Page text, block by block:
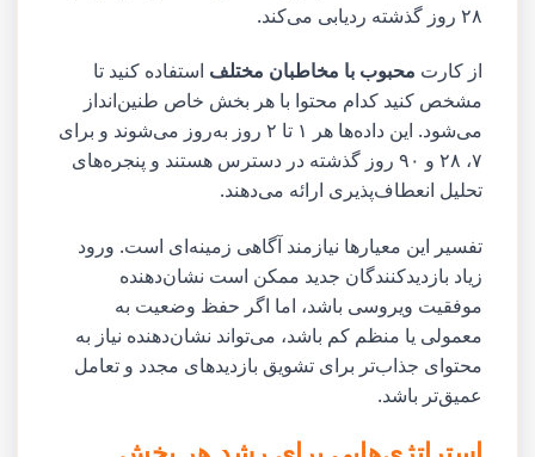
۲۸ روز گذشته ردیابی می‌کند.
از کارت محبوب با مخاطبان مختلف استفاده کنید تا
مشخص کنید کدام محتوا با هر بخش خاص طنین‌انداز
می‌شود. این داده‌ها هر ۱ تا ۲ روز به‌روز می‌شوند و برای
۷، ۲۸ و ۹۰ روز گذشته در دسترس هستند و پنجره‌های
تحلیل انعطاف‌پذیری ارائه می‌دهند.
تفسیر این معیارها نیازمند آگاهی زمینه‌ای است. ورود
زیاد بازدیدکنندگان جدید ممکن است نشان‌دهنده
موفقیت ویروسی باشد، اما اگر حفظ وضعیت به
معمولی یا منظم کم باشد، می‌تواند نشان‌دهنده نیاز به
محتوای جذاب‌تر برای تشویق بازدیدهای مجدد و تعامل
عمیق‌تر باشد.